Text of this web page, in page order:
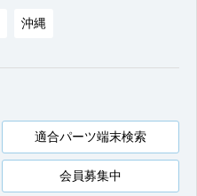
沖縄
適合パーツ端末検索
会員募集中